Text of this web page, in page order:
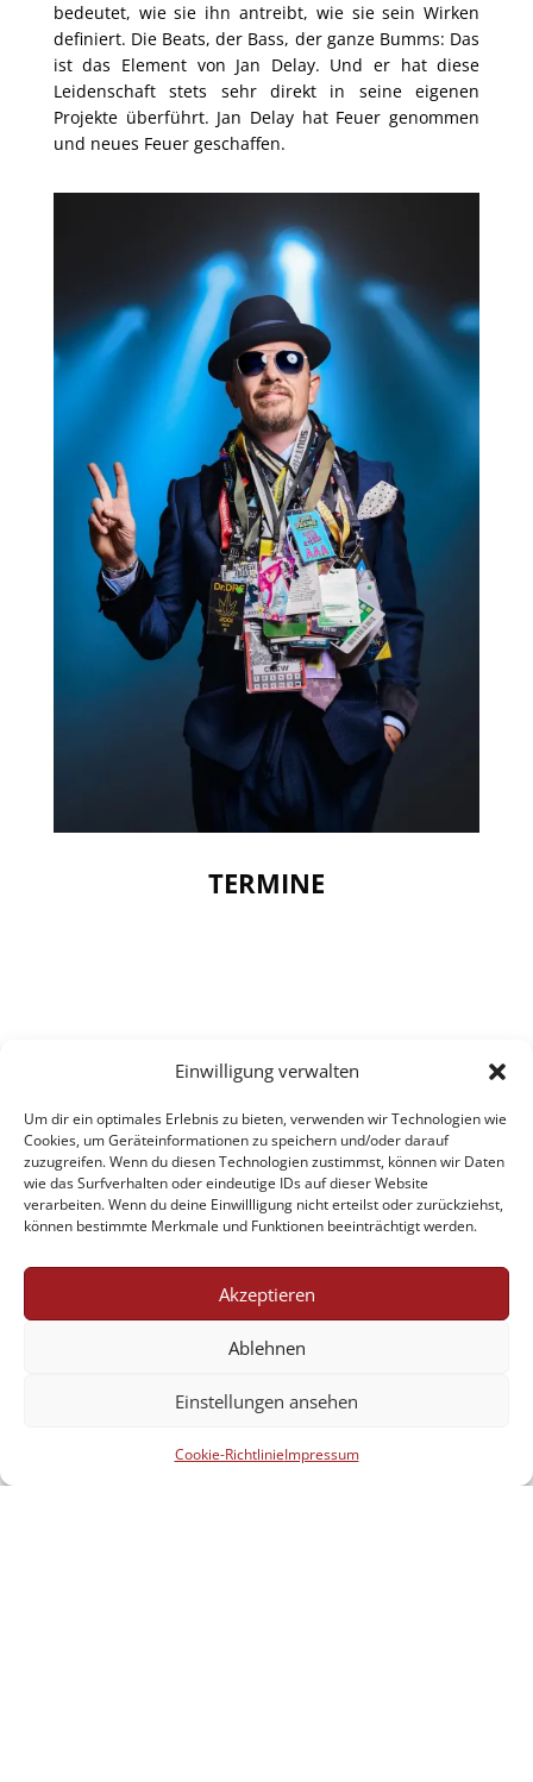
Einwilligung verwalten
Um dir ein optimales Erlebnis zu bieten, verwenden wir Technologien wie
Cookies, um Geräteinformationen zu speichern und/oder darauf
zuzugreifen. Wenn du diesen Technologien zustimmst, können wir Daten
wie das Surfverhalten oder eindeutige IDs auf dieser Website
verarbeiten. Wenn du deine Einwillligung nicht erteilst oder zurückziehst,
können bestimmte Merkmale und Funktionen beeinträchtigt werden.
Akzeptieren
Ablehnen
Einstellungen ansehen
Cookie-RichtlinieImpressum
bedeutet, wie sie ihn antreibt, wie sie sein Wirken
definiert. Die Beats, der Bass, der ganze Bumms: Das
ist das Element von Jan Delay. Und er hat diese
Leidenschaft stets sehr direkt in seine eigenen
Projekte überführt. Jan Delay hat Feuer genommen
und neues Feuer geschaffen.
TERMINE
Aktuell sind keine Events
geplant. 😢